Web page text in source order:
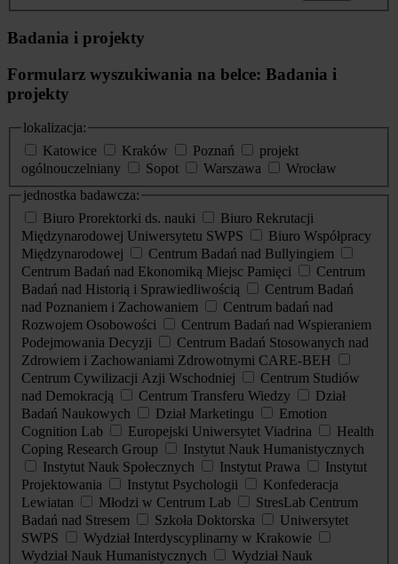
Badania i projekty
Formularz wyszukiwania na belce: Badania i
projekty
lokalizacja:
Katowice
Kraków Poznań
projekt
ogólnouczelniany
Sopot Warszawa
Wrocław
jednostka badawcza:
Biuro Prorektorki ds. nauki
Biuro Rekrutacji
Międzynarodowej Uniwersytetu SWPS
Biuro Współpracy
Międzynarodowej
Centrum Badań nad Bullyingiem
Centrum Badań nad Ekonomiką Miejsc Pamięci
Centrum
Badań nad Historią i Sprawiedliwością
Centrum Badań
nad Poznaniem i Zachowaniem
Centrum badań nad
Rozwojem Osobowości
Centrum Badań nad Wspieraniem
Podejmowania Decyzji
Centrum Badań Stosowanych nad
Zdrowiem i Zachowaniami Zdrowotnymi CARE-BEH
Centrum Cywilizacji Azji Wschodniej
Centrum Studiów
nad Demokracją
Centrum Transferu Wiedzy
Dział
Badań Naukowych
Dział Marketingu
Emotion
Cognition Lab
Europejski Uniwersytet Viadrina
Health
Coping Research Group
Instytut Nauk Humanistycznych
Instytut Nauk Społecznych
Instytut Prawa
Instytut
Projektowania
Instytut Psychologii
Konfederacja
Lewiatan
Młodzi w Centrum Lab
StresLab Centrum
Badań nad Stresem
Szkoła Doktorska
Uniwersytet
SWPS
Wydział Interdyscyplinarny w Krakowie
Wydział Nauk Humanistycznych
Wydział Nauk